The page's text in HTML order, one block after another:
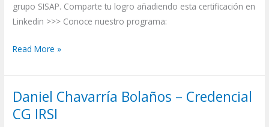
grupo SISAP. Comparte tu logro añadiendo esta certificación en
Linkedin >>> Conoce nuestro programa:
Read More »
Daniel Chavarría Bolaños – Credencial
CG IRSI
Daniel
Chavarría